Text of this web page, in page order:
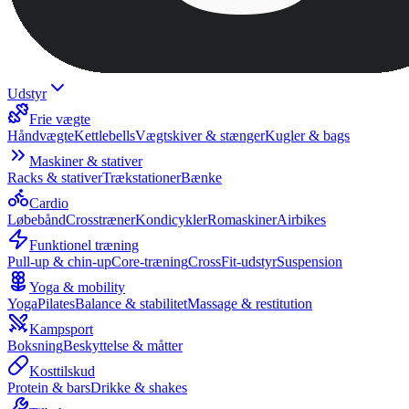
Udstyr
Frie vægte
HåndvægteKettlebellsVægtskiver & stængerKugler & bags
Maskiner & stativer
Racks & stativerTrækstationerBænke
Cardio
LøbebåndCrosstrænerKondicyklerRomaskinerAirbikes
Funktionel træning
Pull-up & chin-upCore-træningCrossFit-udstyrSuspension
Yoga & mobility
YogaPilatesBalance & stabilitetMassage & restitution
Kampsport
BoksningBeskyttelse & måtter
Kosttilskud
Protein & barsDrikke & shakes